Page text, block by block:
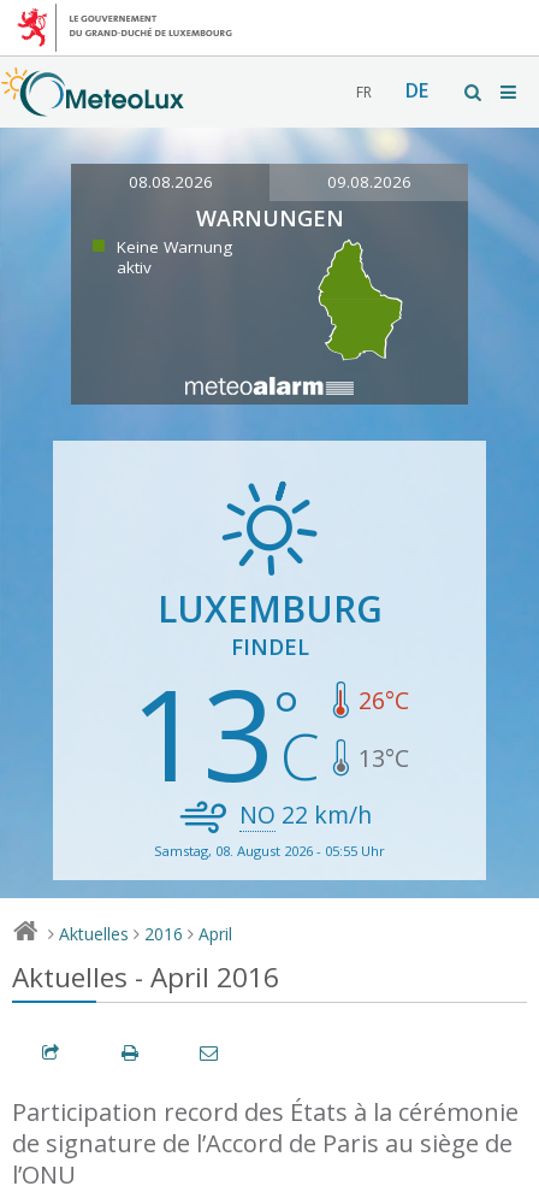
FR DE
08.08.2026 09.08.2026
WARNUNGEN
Keine Warnung
aktiv
LUXEMBURG
FINDEL
13 26°C
13°C
NO 22 km/h
Samstag, 08. August 2026 - 05:55 Uhr
> Aktuelles > 2016 > April
Aktuelles - April 2016
Participation record des États à la cérémonie
de signature de l’Accord de Paris au siège de
l’ONU